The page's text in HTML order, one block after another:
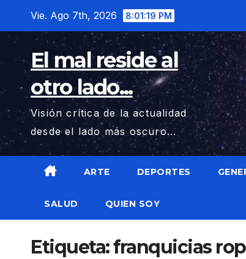
contenido
Vie. Ago 7th, 2026 8:01:20 PM
El mal reside al
otro lado...
Visión crítica de la actualidad
desde el lado más oscuro...
ARTE DEPORTES
SALUD QUIEN SOY
Etiqueta:franquicias